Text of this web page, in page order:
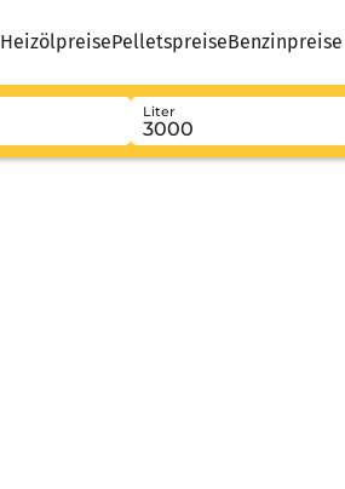
HeizölpreisePelletspreiseBenzinpreise
Liter